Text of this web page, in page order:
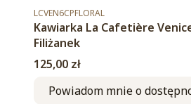
Kod produktu
LCVEN6CPFLORAL
Kawiarka La Cafetière
Filiżanek
Cena
125,00 zł
Powiadom mnie o